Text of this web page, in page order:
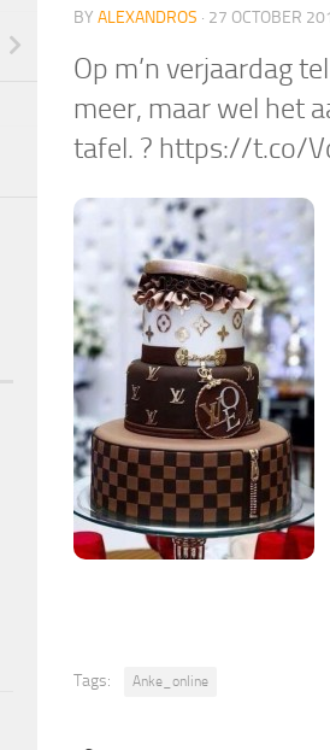
BY ALEXANDROS · 27 OCTOBER
Op m’n verjaardag
meer, maar wel het
tafel. ? https://t.co/
Tags: Anke_online